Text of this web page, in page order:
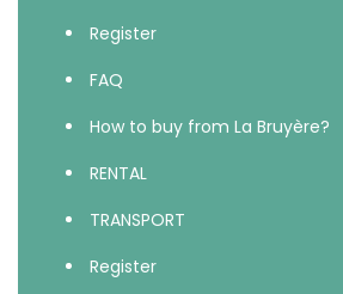
Register
FAQ
How to buy from La Bruyère?
RENTAL
TRANSPORT
Register